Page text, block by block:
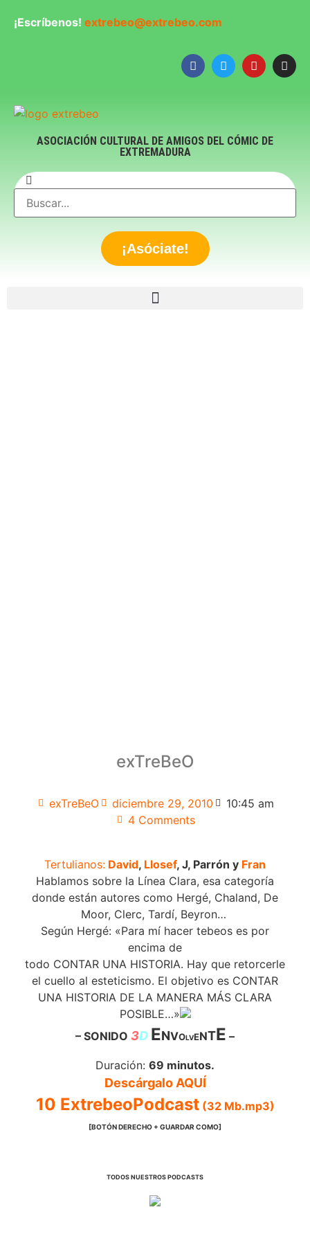
¡Escríbenos! extrebeo@extrebeo.com
ASOCIACIÓN CULTURAL DE AMIGOS DEL CÓMIC DE
EXTREMADURA
¡Asóciate!
exTreBeO
exTreBeO diciembre 29, 2010
10:45 am
4 Comments
Tertulianos: David, Llosef, J, Parrón y Fran
Hablamos sobre la Línea Clara, esa categoría
donde están autores como Hergé, Chaland, De
Moor, Clerc, Tardí, Beyron…
Según Hergé: «Para mí hacer tebeos es por
encima de
todo CONTAR UNA HISTORIA. Hay que retorcerle
el cuello al esteticismo. El objetivo es CONTAR
UNA HISTORIA DE LA MANERA MÁS CLARA
POSIBLE…»
– SONIDO 3D ENVOLVENTE –
Duración: 69 minutos.
Descárgalo AQUÍ
10 ExtrebeoPodcast (32 Mb.mp3)
[BOTÓN DERECHO + GUARDAR COMO]
TODOS NUESTROS PODCASTS